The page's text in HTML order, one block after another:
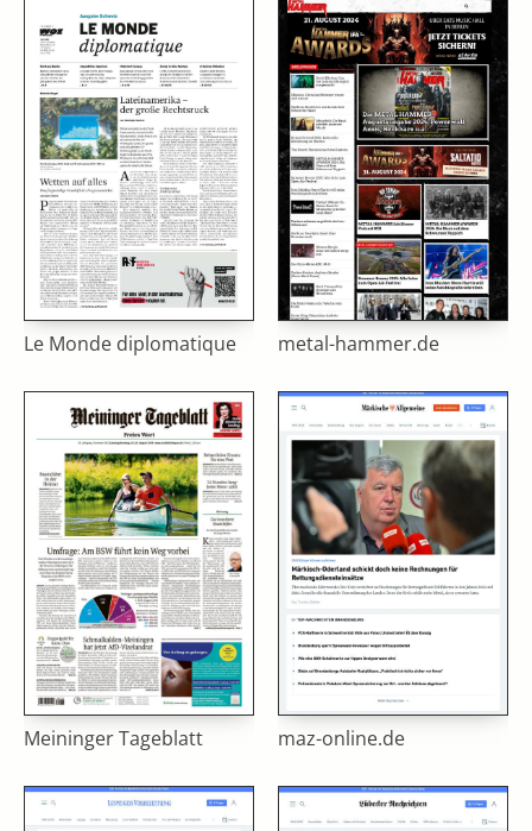
Le Monde diplomatique metal-hammer.de
Meininger Tageblatt maz-online.de